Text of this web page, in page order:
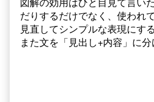
だりするだけでなく、使われ
見直してシンプルな表現にす
また文を「見出し+内容」に